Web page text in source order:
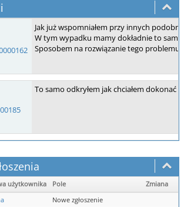
Jak już wspomniałem przy innych
W tym wypadku mamy dokładnie to
Sposobem na rozwiązanie tego
To samo odkryłem jak chciałem dokonać
użytkownika Pole
Zmiana
Nowe zgłoszenie